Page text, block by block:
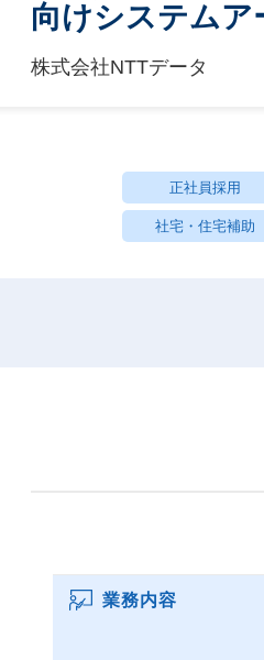
向けシステム
株式会社NTTデータ
正社員採用
社宅・住宅補助
業務内容